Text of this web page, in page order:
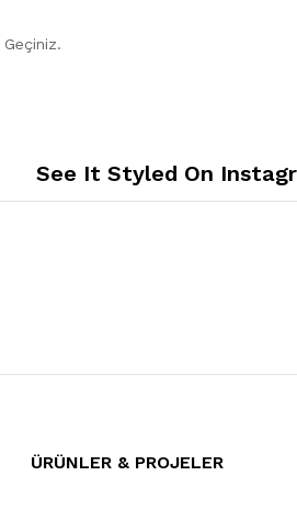
Geçiniz.
See It Styled On
ÜRÜNLER & PROJELER